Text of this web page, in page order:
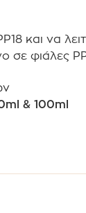
και να
σε φιάλες
& 100ml